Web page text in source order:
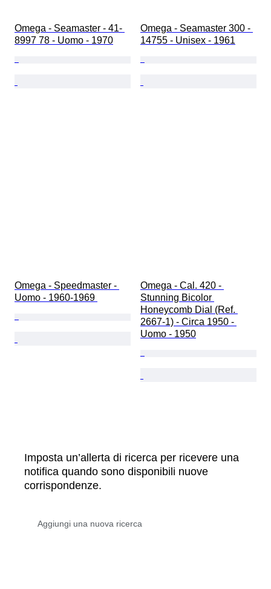
Omega - Seamaster - 41-
8997 78 - Uomo - 1970
Omega - Seamaster 300 -
14755 - Unisex - 1961
Omega - Speedmaster -
Uomo - 1960-1969
Omega - Cal. 420 -
Stunning Bicolor
Honeycomb Dial (Ref.
2667-1) - Circa 1950 -
Uomo - 1950
Imposta un’allerta di ricerca per ricevere una
notifica quando sono disponibili nuove
corrispondenze.